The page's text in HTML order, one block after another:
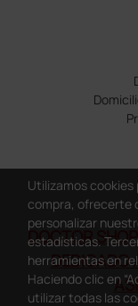
DOCTOR
DEDICADO
Utilizamos
compra, ofrecerte
personalizar
estadísticas.
herramientas en
Haciendo clic en
utilizar todas las